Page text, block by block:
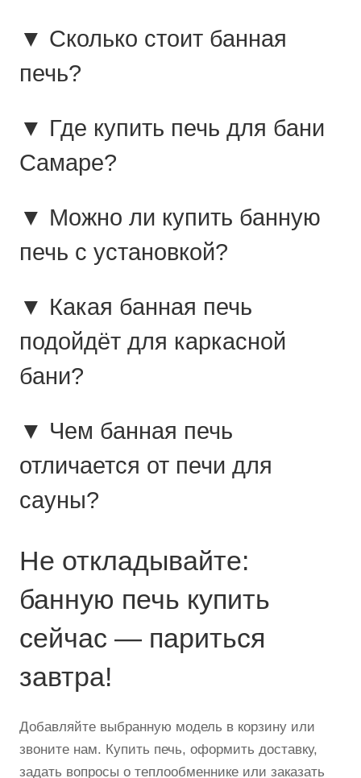
▼ Сколько стоит банная
печь?
▼ Где купить печь для бани
Самаре?
▼ Можно ли купить банную
печь с установкой?
▼ Какая банная печь
подойдёт для каркасной
бани?
▼ Чем банная печь
отличается от печи для
сауны?
Не откладывайте:
банную печь купить
сейчас — париться
завтра!
Добавляйте выбранную модель в корзину или
звоните нам. Купить печь, оформить доставку,
задать вопросы о теплообменнике или заказать